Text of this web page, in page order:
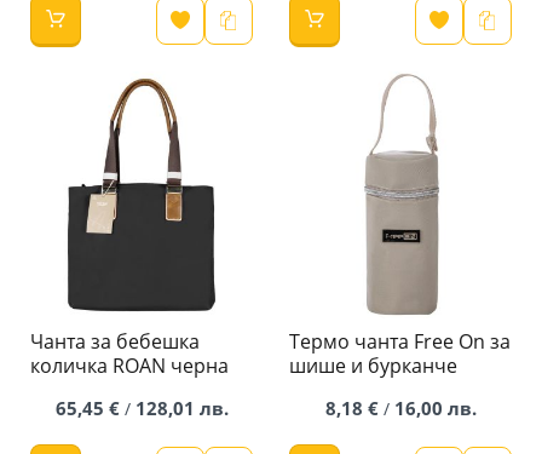
Чанта за бебешка
количка ROAN черна
65,45 €/ 128,01 лв.
Термо чанта Free On за
шише и бурканче
8,18 €/ 16,00 лв.